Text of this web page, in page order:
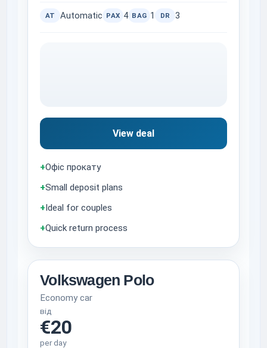
AT Automatic PAX 4 BAG 1 DR 3
View deal
+Офіс прокату
+Small deposit plans
+Ideal for couples
+Quick return process
Volkswagen Polo
Economy car
від
€20
per day